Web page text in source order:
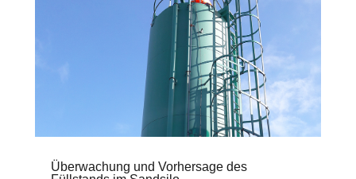
Überwachung und Vorhersage des